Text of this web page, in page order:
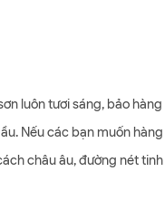
luôn tươi sáng, bảo
Nếu các bạn muốn
châu âu, đường nét